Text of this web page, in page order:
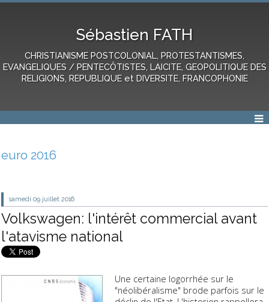
Sébastien FATH
CHRISTIANISME POSTCOLONIAL, PROTESTANTISMES,
EVANGELIQUES / PENTECÔTISTES, LAICITE, GEOPOLITIQUE DES
RELIGIONS, REPUBLIQUE et DIVERSITE, FRANCOPHONIE
euro 2016
samedi 09 juillet 2016
Volkswagen: l'intérêt commercial avant
l'atavisme national
Une certaine logorrhée sur le
"néolibéralisme" brode parfois sur le